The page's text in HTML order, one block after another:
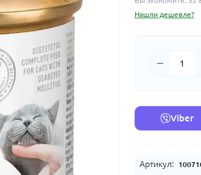
Нашли дешевле?
Viber
Артикул: